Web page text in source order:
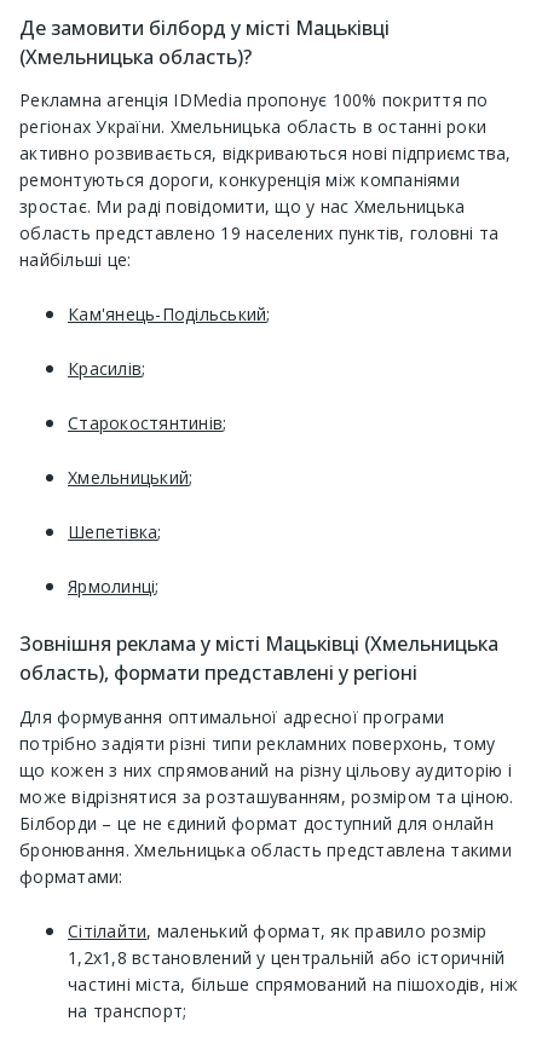
Де замовити білборд у місті Мацьківці
(Хмельницька область)?
Рекламна агенція IDMedia пропонує 100% покриття по
регіонах України. Хмельницька область в останні роки
активно розвивається, відкриваються нові підприємства,
ремонтуються дороги, конкуренція між компаніями
зростає. Ми раді повідомити, що у нас Хмельницька
область представлено 19 населених пунктів, головні та
найбільші це:
Кам'янець-Подільський;
Красилів;
Старокостянтинів;
Хмельницький;
Шепетівка;
Ярмолинці;
Зовнішня реклама у місті Мацьківці (Хмельницька
область), формати представлені у регіоні
Для формування оптимальної адресної програми
потрібно задіяти різні типи рекламних поверхонь, тому
що кожен з них спрямований на різну цільову аудиторію і
може відрізнятися за розташуванням, розміром та ціною.
Білборди – це не єдиний формат доступний для онлайн
бронювання. Хмельницька область представлена ​​такими
форматами:
Сітілайти, маленький формат, як правило розмір
1,2х1,8 встановлений у центральній або історичній
частині міста, більше спрямований на пішоходів, ніж
на транспорт;